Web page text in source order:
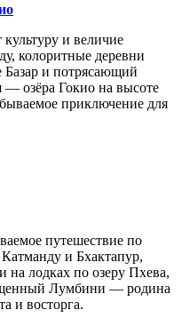
и величие
колоритные деревни
и потрясающий
озёра Гокио на высоте
приключение для
путешествие по
и Бхактапур,
на лодках по озеру Пхева,
Лумбини — родина
и восторга.